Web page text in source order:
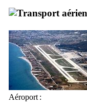
Aéroport :